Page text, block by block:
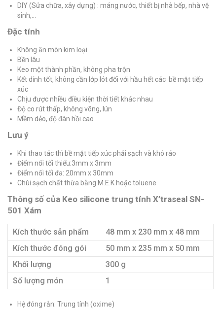
DIY (Sửa chữa, xây dựng) : máng nước, thiết bị nhà bếp, nhà vệ
sinh,…
Đặc tính
Không ăn mòn kim loại
Bền lâu
Keo một thành phần, không pha trộn
Kết dính tốt, không cần lớp lót đối với hầu hết các bề mặt tiếp
xúc
Chịu được nhiều điều kiện thời tiết khác nhau
Độ co rút thấp, không võng, lún
Mềm dẻo, độ đàn hồi cao
Lưu ý
Khi thao tác thì bề mặt tiếp xúc phải sạch và khô ráo
Điểm nối tối thiểu:3mm x 3mm
Điểm nối tối đa: 20mm x 30mm
Chùi sạch chất thừa bằng M.E.K hoặc toluene
Thông số của Keo silicone trung tính X’traseal SN-
501 Xám
Kích thước sản phẩm
48 mm x 230 mm x 48 mm
Kích thước đóng gói
50 mm x 235 mm x 50 mm
Khối lượng
300 g
Số lượng món
1
Hệ đóng rắn: Trung tính (oxime)